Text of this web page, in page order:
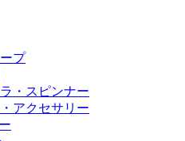
プ
・スピンナー
アクセサリー